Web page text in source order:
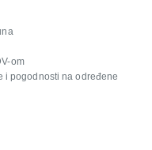
om
i pogodnosti na određene